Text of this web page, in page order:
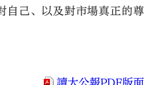
自己、以及對市場真正的尊